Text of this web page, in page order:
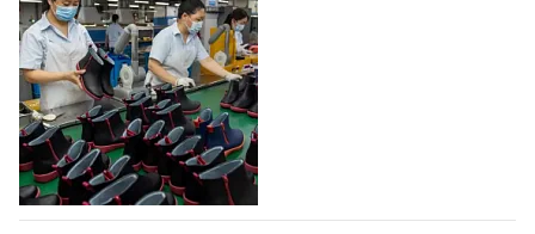
условия продвижения локальных
дизайнерских марок
Российский маркетплейс Lamoda решил обновить
раздел для продажи продукции локальных
дизайнерских марок одежды, обуви и аксессуаров.
Бренды также получат маркетинговую…
06.08.2026 811